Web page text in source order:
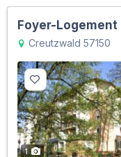
Foyer-Logement
Creutzwald 57150
1